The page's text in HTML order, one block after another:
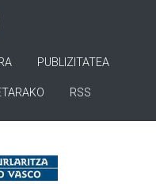
PUBLIZITATEA
RSS